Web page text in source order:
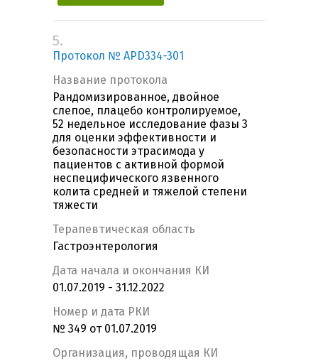
5.
Протокол № APD334-301
Название протокола
Рандомизированное, двойное
слепое, плацебо контролируемое,
52 недельное исследование фазы 3
для оценки эффективности и
безопасности этрасимода у
пациентов с активной формой
неспецифического язвенного
колита средней и тяжелой степени
тяжести
Терапевтическая область
Гастроэнтерология
Дата начала и окончания КИ
01.07.2019 - 31.12.2022
Номер и дата РКИ
№ 349 от 01.07.2019
Организация, проводящая КИ